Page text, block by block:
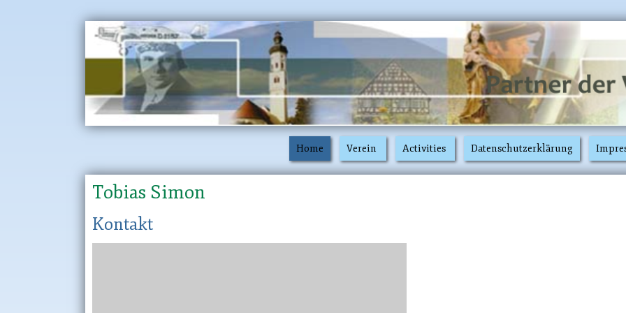
Home Verein Activities Datenschutzerklärung
Tobias Simon
Kontakt